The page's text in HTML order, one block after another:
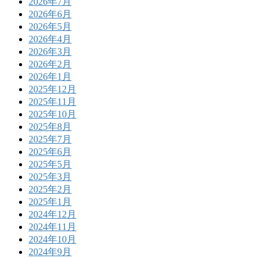
2026年6月
2026年5月
2026年4月
2026年3月
2026年2月
2026年1月
2025年12月
2025年11月
2025年10月
2025年8月
2025年7月
2025年6月
2025年5月
2025年3月
2025年2月
2025年1月
2024年12月
2024年11月
2024年10月
2024年9月